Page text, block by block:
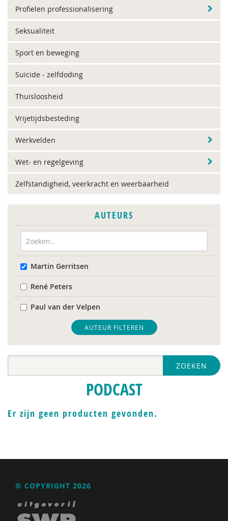
Profielen professionalisering
Seksualiteit
Sport en beweging
Suïcide - zelfdoding
Thuisloosheid
Vrijetijdsbesteding
Werkvelden
Wet- en regelgeving
Zelfstandigheid, veerkracht en weerbaarheid
AUTEURS
Martin Gerritsen
René Peters
Paul van der Velpen
AUTEUR FILTEREN
ZOEKEN
PODCAST
Er zijn geen producten gevonden.
© COPYRIGHT 2026